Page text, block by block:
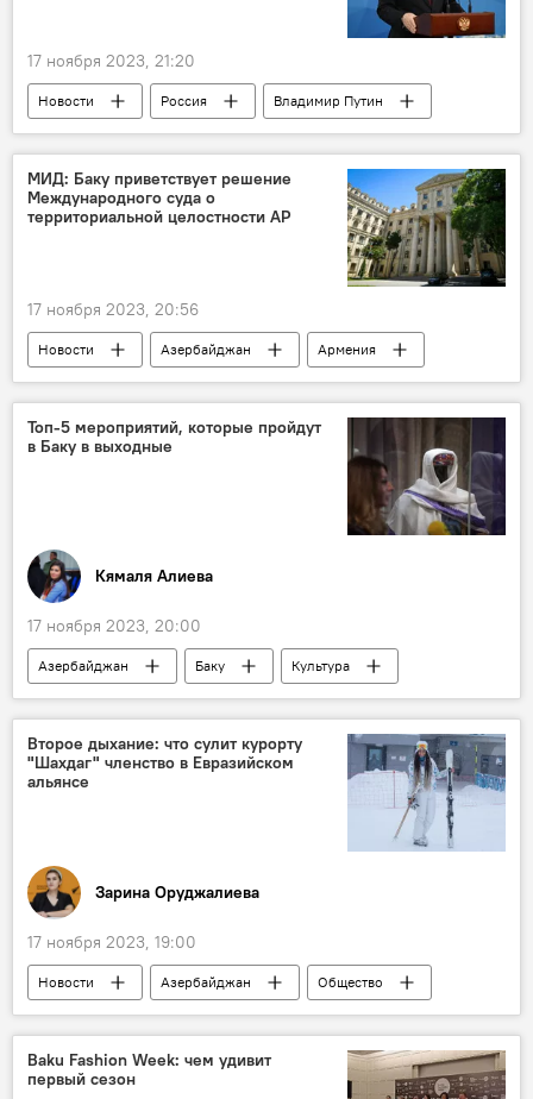
17 ноября 2023, 21:20
Новости Россия
Владимир Путин
СНГ
Политика
Европа
ООН
МИД: Баку приветствует решение
Международного суда о
территориальной целостности АР
17 ноября 2023, 20:56
Новости Азербайджан
Армения
Политика
Международный суд ООН
Карабах
МИД Азербайджана
Топ-5 мероприятий, которые пройдут
в Баку в выходные
Кямаля Алиева
17 ноября 2023, 20:00
Азербайджан Баку
Культура
Спорт
Мода и стиль
келагаи
Фестиваль
Неделя моды
Театр
Гамида Омарова
Второе дыхание: что сулит курорту
"Шахдаг" членство в Евразийском
альянсе
Зарина Оруджалиева
17 ноября 2023, 19:00
Новости Азербайджан
Общество
Россия
Отдых
зимний отдых
Горнолыжный курорт
Национальный парк "Шахдаг"
Евразия
Baku Fashion Week: чем удивит
первый сезон